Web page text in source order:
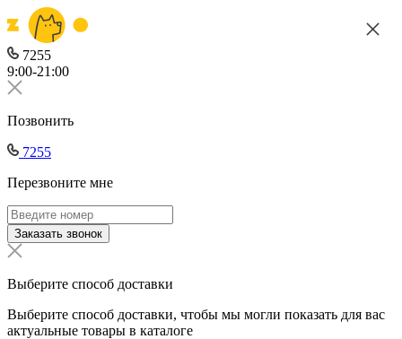
7255
9:00-21:00
Позвонить
7255
Перезвоните мне
Заказать звонок
Выберите способ доставки
Выберите способ доставки, чтобы мы могли показать для вас
актуальные товары в каталоге